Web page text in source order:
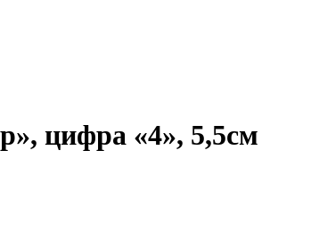
цифра «4», 5,5см